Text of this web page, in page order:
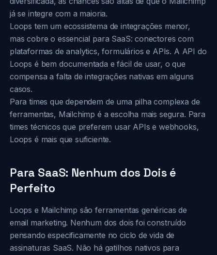
já se integre com a maioria.
Loops tem um ecossistema de integrações menor,
mas cobre o essencial para SaaS: conectores com
plataformas de analytics, formulários e APIs. A API do
Loops é bem documentada e fácil de usar, o que
compensa a falta de integrações nativas em alguns
casos.
Para times que dependem de uma pilha complexa de
ferramentas, Mailchimp é a escolha mais segura. Para
times técnicos que preferem usar APIs e webhooks,
Loops é mais que suficiente.
Para SaaS: Nenhum dos Dois é
Perfeito
Loops e Mailchimp são ferramentas genéricas de
email marketing. Nenhum dos dois foi construído
pensando especificamente no ciclo de vida de
assinaturas SaaS. Não há gatilhos nativos para